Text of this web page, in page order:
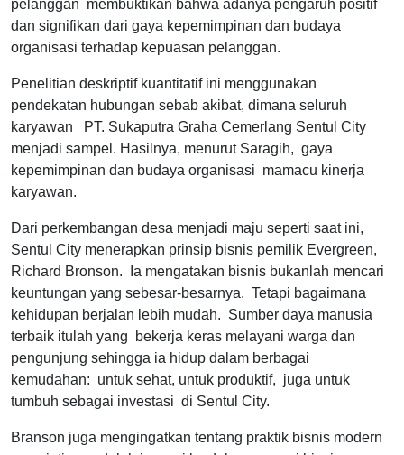
pelanggan membuktikan bahwa adanya pengaruh positif
dan signifikan dari gaya kepemimpinan dan budaya
organisasi terhadap kepuasan pelanggan.
Penelitian deskriptif kuantitatif ini menggunakan
pendekatan hubungan sebab akibat, dimana seluruh
karyawan PT. Sukaputra Graha Cemerlang Sentul City
menjadi sampel. Hasilnya, menurut Saragih, gaya
kepemimpinan dan budaya organisasi mamacu kinerja
karyawan.
Dari perkembangan desa menjadi maju seperti saat ini,
Sentul City menerapkan prinsip bisnis pemilik Evergreen,
Richard Bronson. Ia mengatakan bisnis bukanlah mencari
keuntungan yang sebesar-besarnya. Tetapi bagaimana
kehidupan berjalan lebih mudah. Sumber daya manusia
terbaik itulah yang bekerja keras melayani warga dan
pengunjung sehingga ia hidup dalam berbagai
kemudahan: untuk sehat, untuk produktif, juga untuk
tumbuh sebagai investasi di Sentul City.
Branson juga mengingatkan tentang praktik bisnis modern